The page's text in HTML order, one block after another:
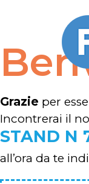
Grazie per
Incontrerai il
STAND N
all’ora da te